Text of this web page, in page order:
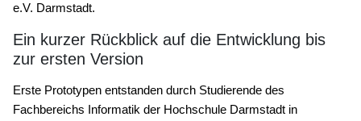
e.V. Darmstadt.
Ein kurzer Rückblick auf die Entwicklung bis
zur ersten Version
Erste Prototypen entstanden durch Studierende des
Fachbereichs Informatik der Hochschule Darmstadt in